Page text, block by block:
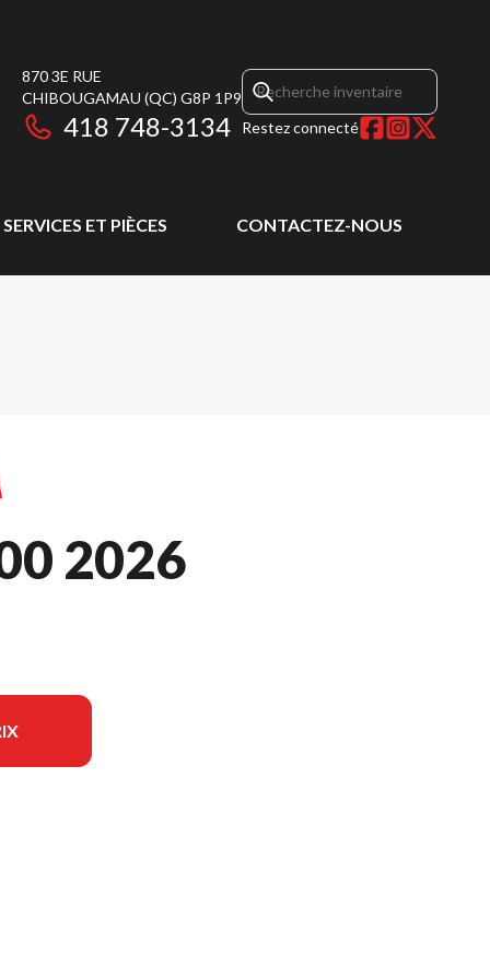
870 3E RUE
CHIBOUGAMAU (QC) G8P 1P9
418 748-3134 Restez connecté
SERVICES ET PIÈCES CONTACTEZ-NOUS
2026